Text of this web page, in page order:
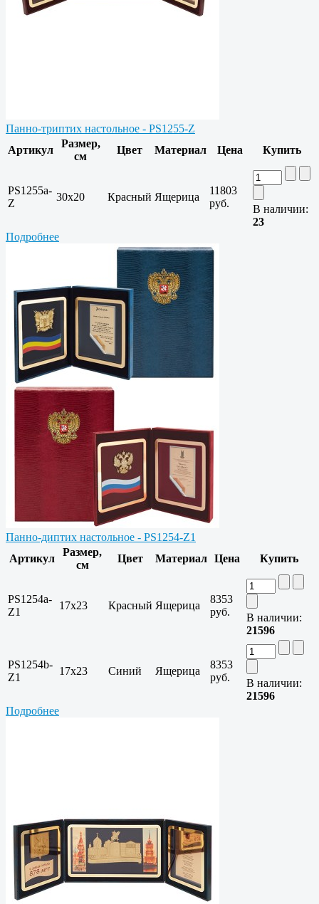
Панно-триптих настольное - PS1255-Z
Артикул
Размер,
см
Цвет Материал Цена Купить
PS1255a-
Z
30x20 Красный Ящерица
11803
руб.
В наличии:
23
Подробнее
Панно-диптих настольное - PS1254-Z1
Артикул
Размер,
см
Цвет Материал Цена Купить
PS1254a-
Z1
17x23 Красный Ящерица
8353
руб.
В наличии:
21596
PS1254b-
Z1
17x23 Синий Ящерица
8353
руб.
В наличии:
21596
Подробнее